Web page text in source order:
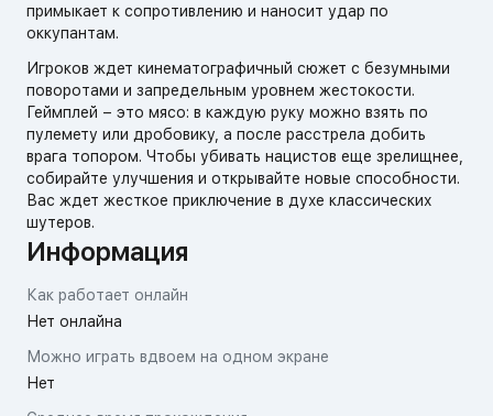
примыкает к сопротивлению и наносит удар по
оккупантам.
Игроков ждет кинематографичный сюжет с безумными
поворотами и запредельным уровнем жестокости.
Геймплей – это мясо: в каждую руку можно взять по
пулемету или дробовику, а после расстрела добить
врага топором. Чтобы убивать нацистов еще зрелищнее,
собирайте улучшения и открывайте новые способности.
Вас ждет жесткое приключение в духе классических
шутеров.
Информация
Как работает онлайн
Нет онлайна
Можно играть вдвоем на одном экране
Нет